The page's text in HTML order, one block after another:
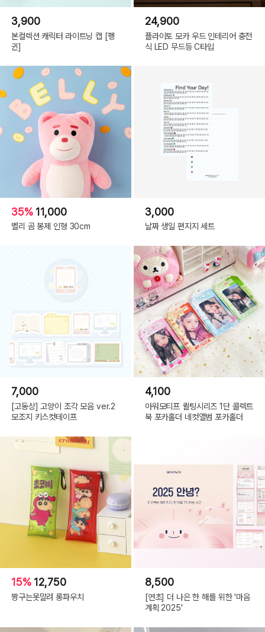
3,900
본컬렉션 캐릭터 라이트닝 캡 [펭
귄]
24,900
플라이토 모카 우드 인테리어 충전
식 LED 무드등 C타입
35% 11,000
벨리 곰 봉제 인형 30cm
3,000
날짜 생일 편지지 세트
7,000
[고동상] 고양이 조각 모음 ver.2
모조지 키스컷테이프
4,100
아워모티프 퀼팅시리즈 1단 콜렉트
북 포카홀더 네컷앨범 포카홀더
15% 12,750
짱구는못말려 롱파우치
8,500
[연초] 더 나은 한 해를 위한 '마음
계획 2025'